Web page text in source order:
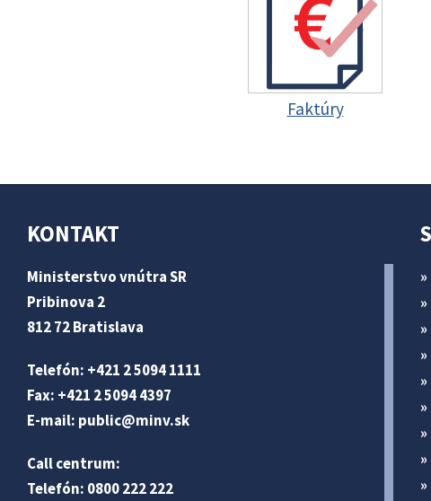
Faktúry
KONTAKT
Ministerstvo vnútra SR
Pribinova 2
812 72 Bratislava
Telefón: +421 2 5094 1111
Fax: +421 2 5094 4397
E-mail: public@minv.sk
Call centrum:
Telefón: 0800 222 222